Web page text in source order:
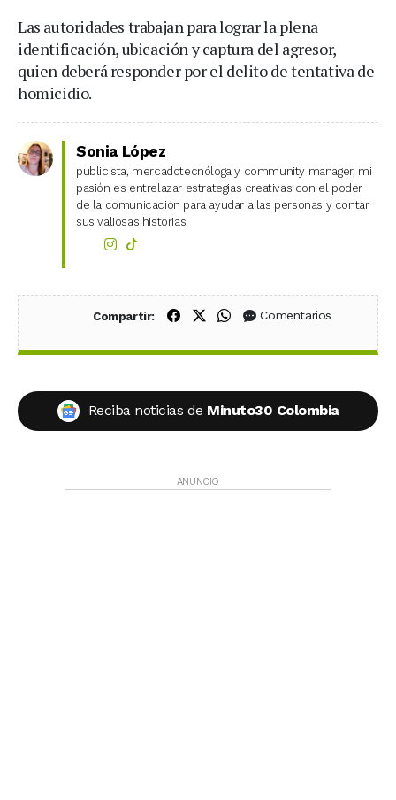
Las autoridades trabajan para lograr la plena
identificación, ubicación y captura del agresor,
quien deberá responder por el delito de tentativa de
homicidio.
Sonia López
publicista, mercadotecnóloga y community manager, mi
pasión es entrelazar estrategias creativas con el poder
de la comunicación para ayudar a las personas y contar
sus valiosas historias.
Compartir: Compartir en Facebook
Compartir en X (Twitter)
Compartir en WhatsApp
Comentarios
Reciba noticias de Minuto30 Colombia
ANUNCIO